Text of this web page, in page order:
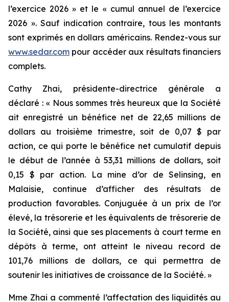
l’exercice 2026 » et le « cumul annuel de l’exercice
2026 ». Sauf indication contraire, tous les montants
sont exprimés en dollars américains. Rendez-vous sur
www.sedar.com pour accéder aux résultats financiers
complets.
Cathy Zhai, présidente-directrice générale a
déclaré : « Nous sommes très heureux que la Société
ait enregistré un bénéfice net de 22,65 millions de
dollars au troisième trimestre, soit de 0,07 $ par
action, ce qui porte le bénéfice net cumulatif depuis
le début de l’année à 53,31 millions de dollars, soit
0,15 $ par action. La mine d’or de Selinsing, en
Malaisie, continue d’afficher des résultats de
production favorables. Conjuguée à un prix de l’or
élevé, la trésorerie et les équivalents de trésorerie de
la Société, ainsi que ses placements à court terme en
dépôts à terme, ont atteint le niveau record de
101,76 millions de dollars, ce qui permettra de
soutenir les initiatives de croissance de la Société. »
Mme Zhai a commenté l’affectation des liquidités au